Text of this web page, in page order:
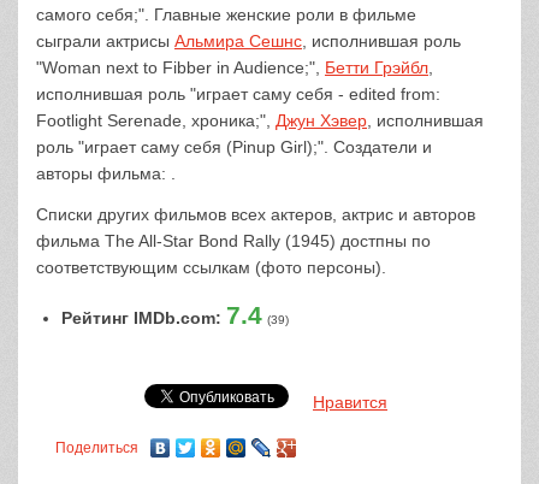
самого себя;". Главные женские роли в фильме
сыграли актрисы Альмира Сешнс , исполнившая роль
"Woman next to Fibber in Audience;", Бетти Грэйбл
исполнившая роль "играет саму себя - edited from:
Footlight Serenade, хроника;", Джун Хэвер , исполнившая
роль "играет саму себя (Pinup Girl);". Создатели и
авторы фильма: .
Списки других фильмов всех актеров, актрис и авторов
фильма The All-Star Bond Rally (1945) достпны по
соответствующим ссылкам (фото персоны).
Рейтинг IMDb.com: 7.4 (39)
Нравится
Поделиться